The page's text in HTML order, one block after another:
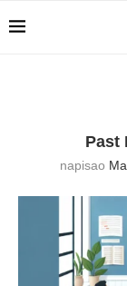
Past
napisao